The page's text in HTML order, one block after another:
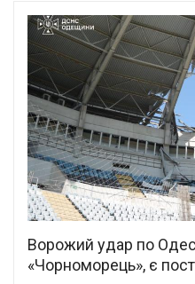
Ворожий удар по
«Чорноморець», є